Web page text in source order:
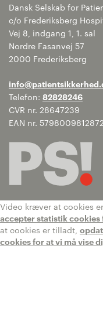
Dansk Selskab for
c/o Frederiksberg
Vej 8, indgang 1, 1. sal
Nordre Fasanvej 57
2000 Frederiksberg
Telefon: 82828246
CVR nr. 28647239
EAN nr. 5798009812872
Video kræver at cookies
accepter statistik cookies
at cookies er tilladt,
cookies for at vi må vise